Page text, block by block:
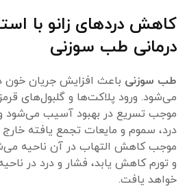
کاهش دردهای زانو با
درمانی طب سوزنی
طب سوزنی باعث افزایش جریان خون
می‌شود. ورود پلاکت‌ها و گلبول‌های
موجب تسریع در بهبود آسیب می‌شود و
درد، سموم و مایعات تجمع یافته
موجب کاهش التهاب در آن ناحیه
و تورم کاهش یابد، فشار و درد در
خواهد یافت.